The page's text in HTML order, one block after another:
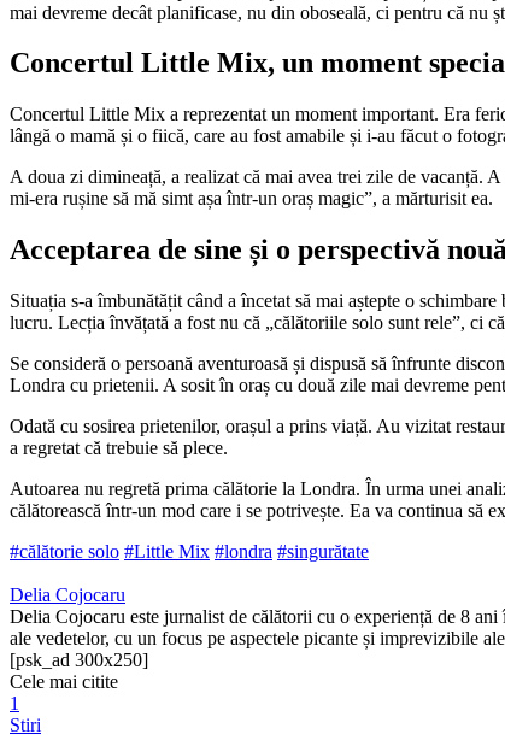
mai devreme decât planificase, nu din oboseală, ci pentru că nu
Concertul Little Mix, un moment
Concertul Little Mix a reprezentat un moment important. Era
lângă o mamă și o fiică, care au fost amabile și i-au făcut o
A doua zi dimineață, a realizat că mai avea trei zile de vacanță.
mi-era rușine să mă simt așa într-un oraș magic”, a mărturisit ea.
Acceptarea de sine și o perspectivă
Situația s-a îmbunătățit când a încetat să mai aștepte o
lucru. Lecția învățată a fost nu că „călătoriile solo sunt rele”, ci
Se consideră o persoană aventuroasă și dispusă să înfrunte
Londra cu prietenii. A sosit în oraș cu două zile mai devreme
Odată cu sosirea prietenilor, orașul a prins viață. Au vizitat
a regretat că trebuie să plece.
Autoarea nu regretă prima călătorie la Londra. În urma unei
călătorească într-un mod care i se potrivește. Ea va continua să
#călătorie solo #Little Mix #londra #singurătate
Delia Cojocaru
Delia Cojocaru este jurnalist de călătorii cu o experiență de 8
ale vedetelor, cu un focus pe aspectele picante și imprevizibile
[psk_ad 300x250]
Cele mai citite
1
Stiri